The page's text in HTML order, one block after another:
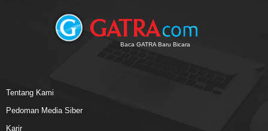
Baca GATRA Baru Bicara
Tentang Kami
Pedoman Media Siber
Karir